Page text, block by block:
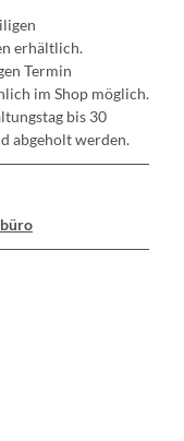
erhältlich.
Termin
im Shop möglich.
bis 30
abgeholt werden.